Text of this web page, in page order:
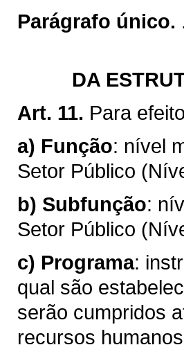
Parágrafo único.
DA
Art. 11. Para
a) Função: nível
Setor Público
b) Subfunção:
Setor Público
c) Programa:
qual são
serão cumpridos
recursos